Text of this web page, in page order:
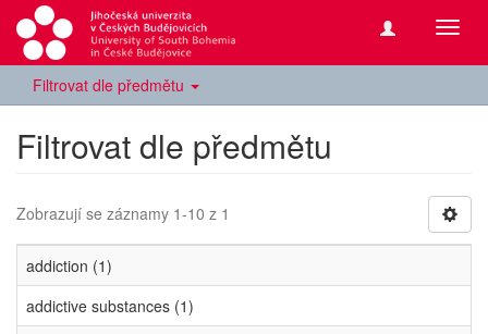
Filtrovat dle předmětu
Filtrovat dle předmětu
Zobrazují se záznamy 1-10 z 1
addiction (1)
addictive substances (1)